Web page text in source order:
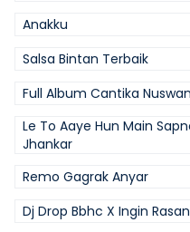
Anakku
Salsa Bintan Terbaik
Full Album Cantika
Le To Aaye Hun Main
Jhankar
Remo Gagrak Anyar
Dj Drop Bbhc X Ingin